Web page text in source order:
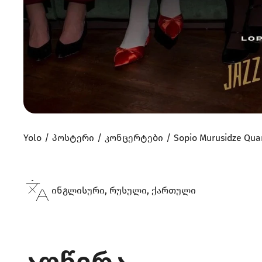
Yolo პოსტერი კონცერტები Sopio Murusidze
ინგლისური, რუსული, ქართული